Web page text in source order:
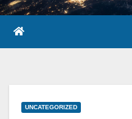
UNCATEGORIZED